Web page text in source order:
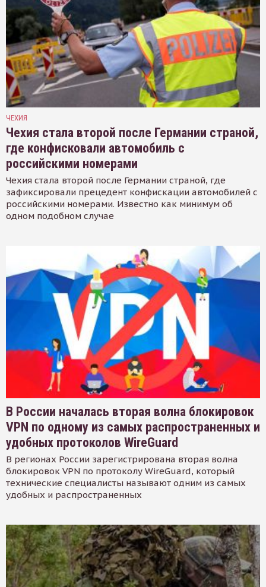
ЧЕХИЯ
Чехия стала второй после Германии страной,
где конфисковали автомобиль с
российскими номерами
Чехия стала второй после Германии страной, где
зафиксировали прецедент конфискации автомобилей с
российскими номерами. Известно как минимум об
одном подобном случае
В России началась вторая волна блокировок
VPN по одному из самых распространенных и
удобных протоколов WireGuard
В регионах России зарегистрирована вторая волна
блокировок VPN по протоколу WireGuard, который
технические специалисты называют одним из самых
удобных и распространенных